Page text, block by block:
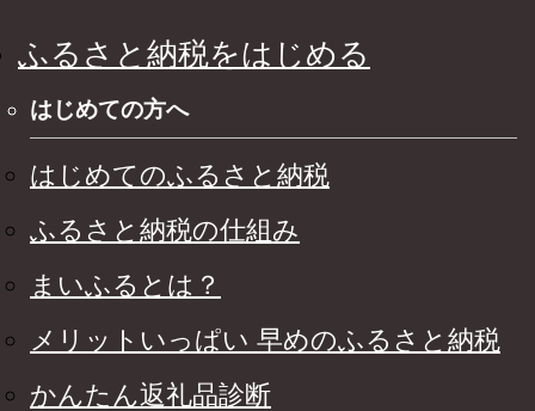
ふるさと納税をはじめる
はじめての方へ
はじめてのふるさと納税
ふるさと納税の仕組み
まいふるとは？
メリットいっぱい 早めのふるさと納税
かんたん返礼品診断